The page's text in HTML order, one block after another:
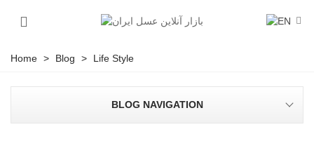
Home > Blog > Life Style
BLOG NAVIGATION